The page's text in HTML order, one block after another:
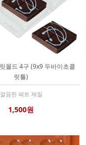
몰드 4구 (9x9 두바이초콜
릿틀)
깔끔한 페트 재질
1,500원